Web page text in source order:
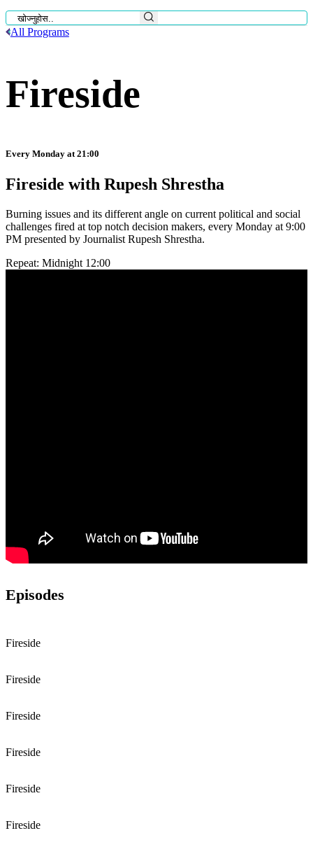
All Programs
Fireside
Every Monday at 21:00
Fireside with Rupesh Shrestha
Burning issues and its different angle on current political and social
challenges fired at top notch decision makers, every Monday at 9:00
PM presented by Journalist Rupesh Shrestha.
Repeat: Midnight 12:00
Episodes
Fireside
Fireside
Fireside
Fireside
Fireside
Fireside